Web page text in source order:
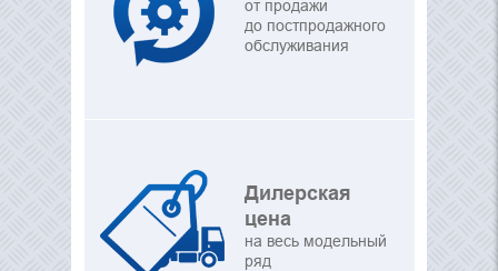
от продажи
до постпродажного
обслуживания
Дилерская
цена
на весь модельный
ряд